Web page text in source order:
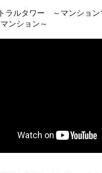
ラルタワー ～マンション
ンション～